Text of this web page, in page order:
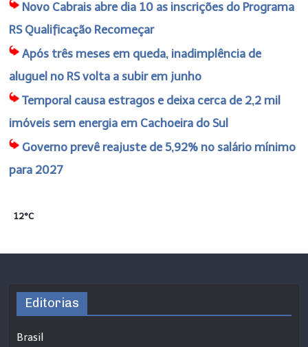
Novo Cabrais abre dia 10 as inscrições do Programa
RS Qualificação Recomeçar
Após três meses em queda, inadimplência de
aluguel no RS volta a subir em junho
Temporal causa estragos e deixa cerca de 2,2 mil
imóveis sem energia em Cachoeira do Sul
Governo prevê reajuste de 5,92% no salário mínimo
para 2027
12°C
Editorias
Brasil